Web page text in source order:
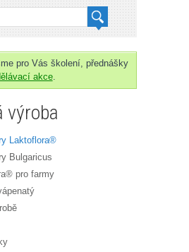
pro Vás školení, přednášky
akce.
výroba
Laktoflora®
Bulgaricus
pro farmy